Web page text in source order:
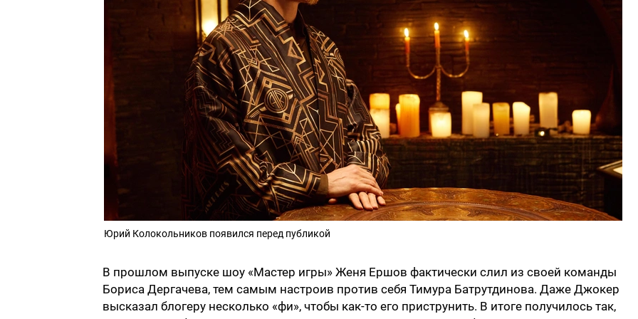
Юрий Колокольников появился перед публикой
В прошлом выпуске шоу «Мастер игры» Женя Ершов фактически слил из своей команды
Бориса Дергачева, тем самым настроив против себя Тимура Батрутдинова. Даже Джокер
высказал блогеру несколько «фи», чтобы как-то его приструнить. В итоге получилось так,